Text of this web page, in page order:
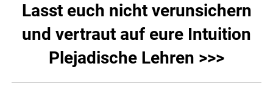
Lasst euch nicht verunsichern
und vertraut auf eure Intuition
Plejadische Lehren >>>